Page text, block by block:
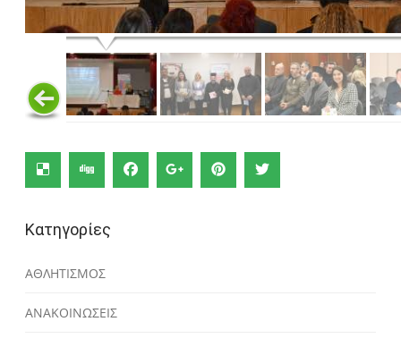
Κατηγορίες
ΑΘΛΗΤΙΣΜΟΣ
ΑΝΑΚΟΙΝΩΣΕΙΣ